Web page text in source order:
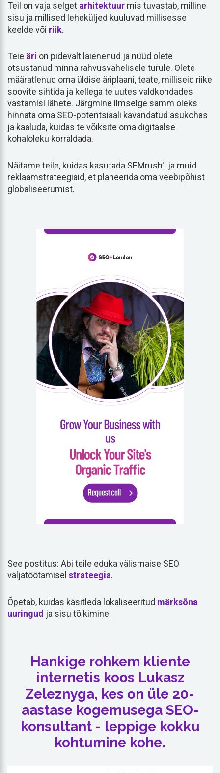
Teil on vaja selget arhitektuur mis tuvastab, milline
sisu ja millised leheküljed kuuluvad millisesse
keelde või riik.
Teie äri on pidevalt laienenud ja nüüd olete
otsustanud minna rahvusvahelisele turule. Olete
määratlenud oma üldise äriplaani, teate, milliseid riike
soovite sihtida ja kellega te uutes valdkondades
vastamisi lähete. Järgmine ilmselge samm oleks
hinnata oma SEO-potentsiaali kavandatud asukohas
ja kaaluda, kuidas te võiksite oma digitaalse
kohaloleku korraldada.
Näitame teile, kuidas kasutada SEMrush'i ja muid
reklaamstrateegiaid, et planeerida oma veebipõhist
globaliseerumist.
See postitus: Abi teile eduka välismaise SEO
väljatöötamisel strateegia.
Õpetab, kuidas käsitleda lokaliseeritud märksõna
uuringud ja sisu tõlkimine.
Hankige rohkem kliente
internetis koos Lukasz
Zeleznyga, kes on üle 20-
aastase kogemusega SEO-
konsultant - leppige kokku
kohtumine kohe.